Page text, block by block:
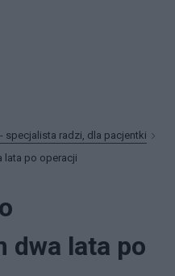
specjalista radzi, dla pacjentki
lata po operacji
dwa lata po